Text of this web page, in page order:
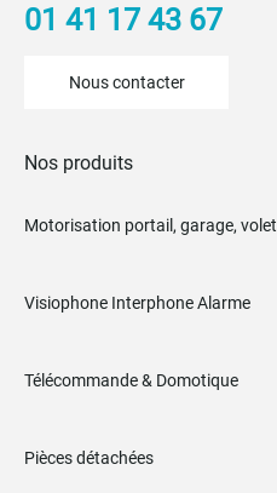
01 41 17 43 67
Nous contacter
Nos produits
Motorisation portail, garage, volet
Visiophone Interphone Alarme
Télécommande & Domotique
Pièces détachées